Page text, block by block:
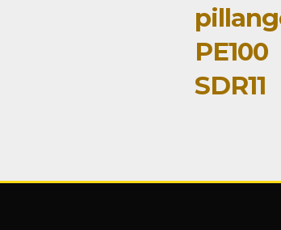
PE100
SDR11